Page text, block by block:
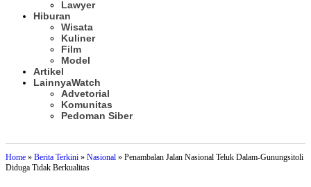
Lawyer
Hiburan
Wisata
Kuliner
Film
Model
Artikel
LainnyaWatch
Advetorial
Komunitas
Pedoman Siber
Home » Berita Terkini » Nasional » Penambalan Jalan Nasional Teluk Dalam-Gunungsitoli
Diduga Tidak Berkualitas